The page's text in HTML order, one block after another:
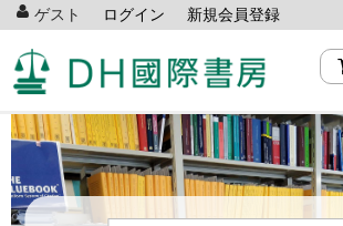
ゲスト ログイン 新規会員登録